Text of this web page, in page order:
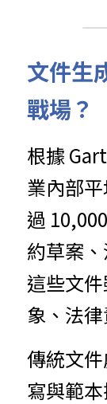
文件生
戰場？
根據
業內部
過
約草案
這些文
象、法
傳統文
寫與範